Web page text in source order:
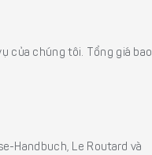
của chúng tôi. Tổng giá bao
Handbuch, Le Routard và